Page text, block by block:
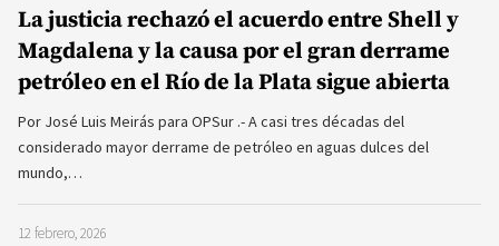
La justicia rechazó el acuerdo entre Shell y
Magdalena y la causa por el gran derrame
petróleo en el Río de la Plata sigue abierta
Por José Luis Meirás para OPSur .- A casi tres décadas del
considerado mayor derrame de petróleo en aguas dulces del
mundo,…
12 febrero, 2026